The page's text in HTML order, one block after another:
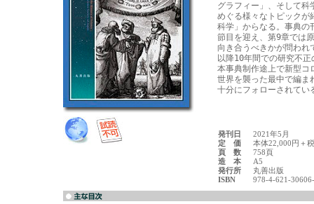
グラフィー」、そして科
めぐる様々なトピックが
科学」からなる。事典の
節目を迎え、第9章では
向き合うべきかが問われ
以降10年間での研究不
本事典制作途上で新型コ
世界を襲った最中で編ま
十分にフォローされてい
発刊日
2021年5月
定 価
本体22,000円＋税
頁 数
758頁
造 本
A5
発行所
丸善出版
ISBN
978-4-621-